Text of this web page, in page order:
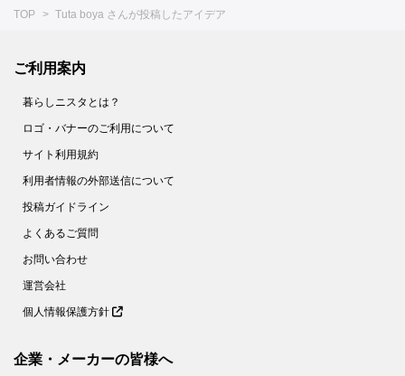
TOP Tuta boya さんが投稿したアイデア
ご利用案内
暮らしニスタとは？
ロゴ・バナーのご利用について
サイト利用規約
利用者情報の外部送信について
投稿ガイドライン
よくあるご質問
お問い合わせ
運営会社
個人情報保護方針
企業・メーカーの皆様へ